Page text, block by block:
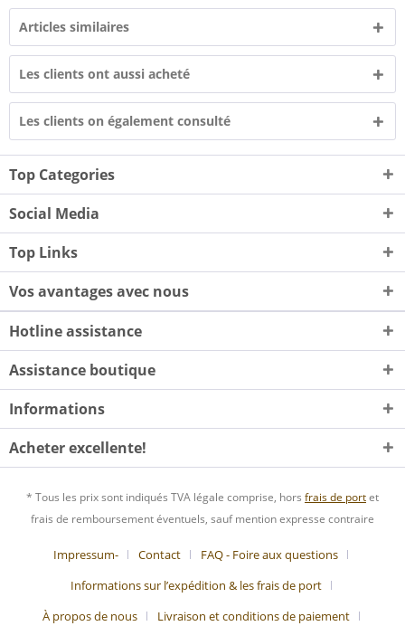
Articles similaires
Les clients ont aussi acheté
Les clients on également consulté
Top Categories
Social Media
Top Links
Vos avantages avec nous
Hotline assistance
Assistance boutique
Informations
Acheter excellente!
* Tous les prix sont indiqués TVA légale comprise, hors frais de portet
frais de remboursement éventuels, sauf mention expresse contraire
Impressum- Contact
FAQ - Foire aux questions
Informations sur l’expédition & les frais de port
À propos de nous
Livraison et conditions de paiement